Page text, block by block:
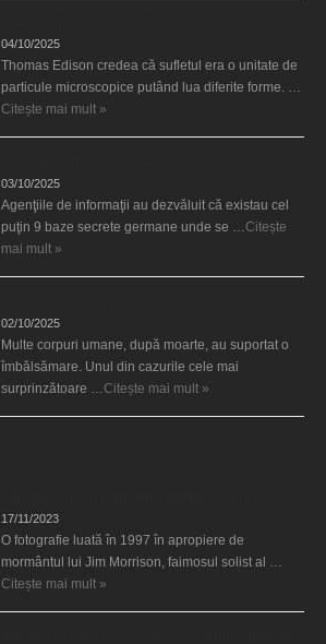
04/10/2025
Thomas Edison credea că sufletul era o unitate de
particule microscopice putând lua diferite forme. …
Citește mai mult »
03/10/2025
Agenţiile de informaţii au dezvăluit că existau cel
puţin 9 baze secrete germane unde se …Citește
mai mult »
02/10/2025
Multe corpuri umane, după moarte, au suportat o
îmbălsămare. Unul din cazurile cele mai
surprinzătoare …Citește mai mult »
17/11/2023
O fotografie luată în 1997 în apropiere de
mormântul lui Jim Morrison, faimosul solist al …
Citește mai mult »